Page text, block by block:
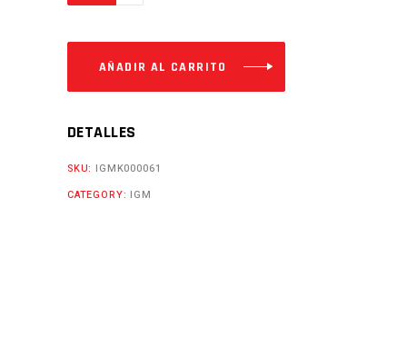
POST.
WIND200
AÑADIR AL CARRITO
DETALLES
SKU: IGMK000061
CATEGORY: IGM